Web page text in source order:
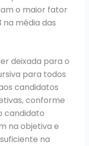
o maior fator
média das
deixada para o
para todos
candidatos
conforme
candidato
na objetiva e
na